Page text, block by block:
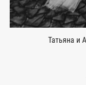
Татьяна и